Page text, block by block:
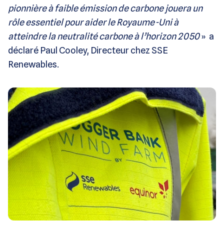
pionnière à faible émission de carbone jouera un
rôle essentiel pour aider le Royaume-Uni à
atteindre la neutralité carbone à l’horizon 2050» a
déclaré Paul Cooley, Directeur chez SSE
Renewables.